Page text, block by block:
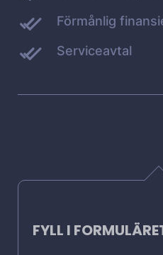
Förmånlig
Serviceavtal
FYLL I